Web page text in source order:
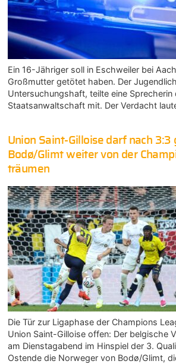
Ein 16-Jähriger soll in Eschweiler bei
Großmutter getötet haben. Der
Untersuchungshaft, teilte eine Sprecherin
Staatsanwaltschaft mit. Der Verdacht
Union Saint-Gilloise darf nach 3:3
Bodø/Glimt weiter von der
träumen
Die Tür zur Ligaphase der Champions
Union Saint-Gilloise offen: Der belgische
am Dienstagabend im Hinspiel der 3.
Ostende die Norweger von Bodø/Glimt,